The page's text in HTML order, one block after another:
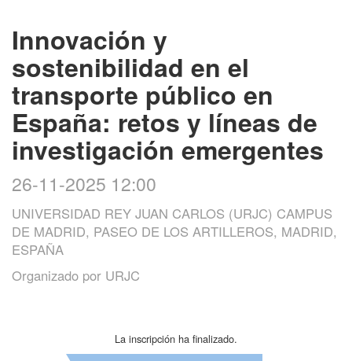
Innovación y
sostenibilidad en el
transporte público en
España: retos y líneas de
investigación emergentes
26-11-2025 12:00
UNIVERSIDAD REY JUAN CARLOS (URJC) CAMPUS
DE MADRID, PASEO DE LOS ARTILLEROS, MADRID,
ESPAÑA
Organizado por URJC
La inscripción ha finalizado.